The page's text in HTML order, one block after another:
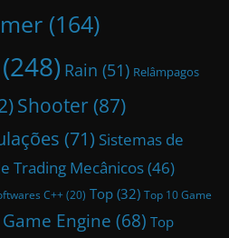
(164)
(248) Rain (51) Relâmpagos
Shooter (87)
(71) Sistemas de
Trading Mecânicos(46)
C++ (20) Top (32) Top 10 Game
Engine (68) Top